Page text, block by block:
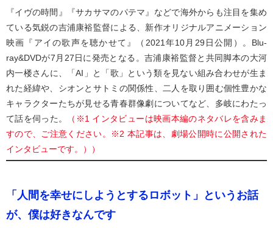
『イヴの時間』『サカサマのパテマ』などで海外からも注目を集め
ている気鋭の吉浦康裕監督による、新作オリジナルアニメーション
映画『アイの歌声を聴かせて』（2021年10月29日公開）。Blu-
ray&DVDが7月27日に発売となる。吉浦康裕監督と共同脚本の大河
内一楼さんに、「AI」と「歌」という類を見ない組み合わせが生ま
れた経緯や、シオンとサトミの関係性、二人を取り囲む個性豊かな
キャラクターたちが見せる青春群像劇についてなど、多岐にわたっ
て話を伺った。
（※1 インタビューは映画本編のネタバレを含みま
すので、ご注意ください。※2 本記事は、劇場公開時に公開された
インタビューです。））
「人間を幸せにしようとするロボット」というお話
が、僕は好きなんです